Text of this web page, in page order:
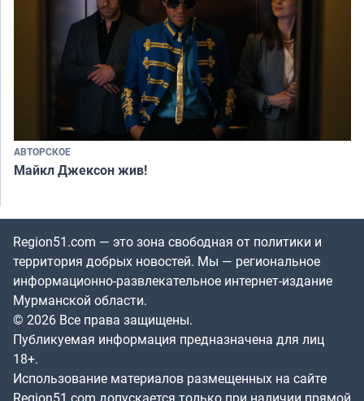
АВТОРСКОЕ
Майкл Джексон жив!
Region51.com — это зона свободная от политики и
территория добрых новостей. Мы — региональное
информационно-развлекательное интернет-издание
Мурманской области.
© 2026 Все права защищены.
Публикуемая информация предназначена для лиц
18+.
Использование материалов размещенных на сайте